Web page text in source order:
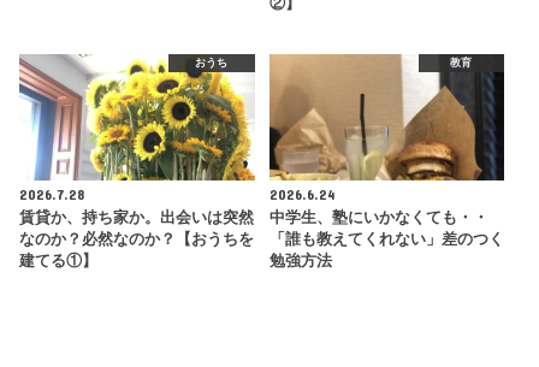
②】
おうち
2026.7.28
賃貸か、持ち家か。出会いは突然
なのか？必然なのか？【おうちを
建てる①】
教育
2026.6.24
中学生、塾にいかなくても・・
「誰も教えてくれない」差のつく
勉強方法